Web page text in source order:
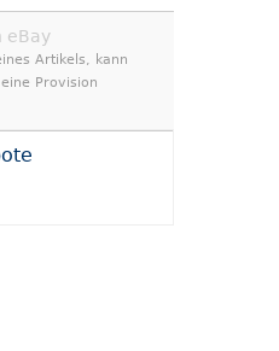
eBay
Artikels, kann
Provision